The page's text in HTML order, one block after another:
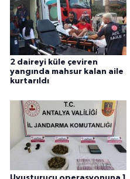
2 daireyi küle çeviren
yangında mahsur kalan aile
kurtarıldı